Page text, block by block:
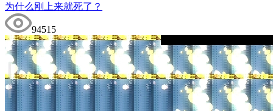
为什么刚上来就死了？
94515